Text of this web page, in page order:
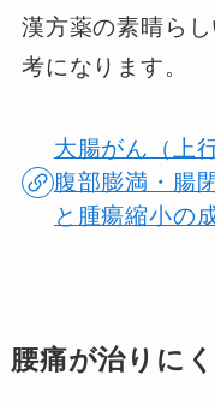
漢方薬の素晴ら
考になります。
大腸がん（上
腹部膨満・腸
と腫瘍縮小の
腰痛が治りに